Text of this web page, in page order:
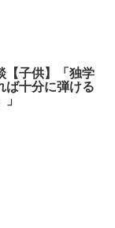
【子供】「独学
ば十分に弾ける